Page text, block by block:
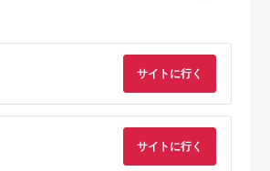
サイトに行く
サイトに行く